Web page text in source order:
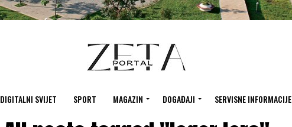
DIGITALNI SVIJET SPORT MAGAZIN DOGAĐAJI SERVISNE INFORMACIJE